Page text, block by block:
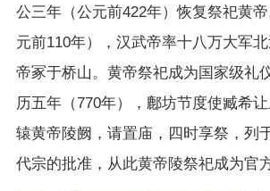
公三年（公元前422年）恢复祭祀黄
元前110年），汉武帝率十八万大军
帝冢于桥山。黄帝祭祀成为国家级礼
历五年（770年），鄜坊节度使臧希
辕黄帝陵阙，请置庙，四时享祭，列
代宗的批准，从此黄帝陵祭祀成为